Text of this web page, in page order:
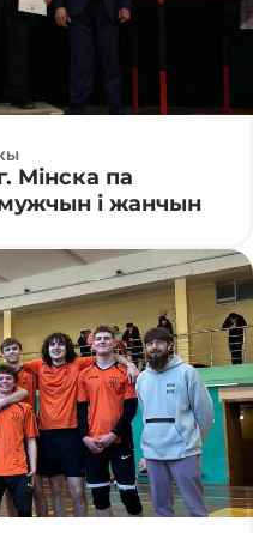
Мінска па
і жанчын